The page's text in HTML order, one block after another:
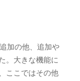
加の他、追加や
。大きな機能に
ここではその他